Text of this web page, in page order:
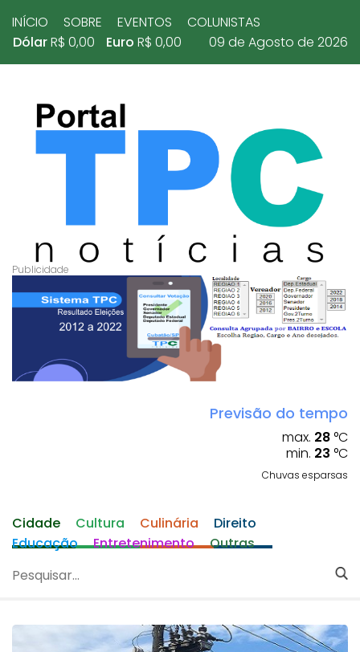
INÍCIO SOBRE EVENTOS
COLUNISTAS
DólarR$ 0,00 Euro R$ 0,00 09 de Agosto de 2026
Previsão do tempo
max. 28 °C
min. 23 °C
Chuvas esparsas
Cidade Cultura Culinária
Direito
Educação
Entretenimento Outras